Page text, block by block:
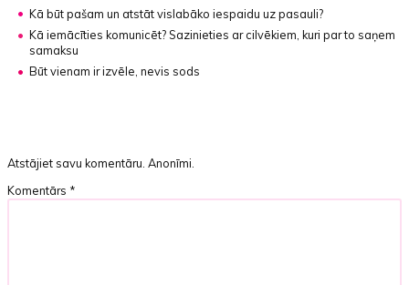
Kā būt pašam un atstāt vislabāko iespaidu uz pasauli?
Kā iemācīties komunicēt?Sazinieties ar cilvēkiem, kuri par to saņem
samaksu
Būt vienam ir izvēle, nevis sods
Atstājiet savu komentāru. Anonīmi.
Komentārs *